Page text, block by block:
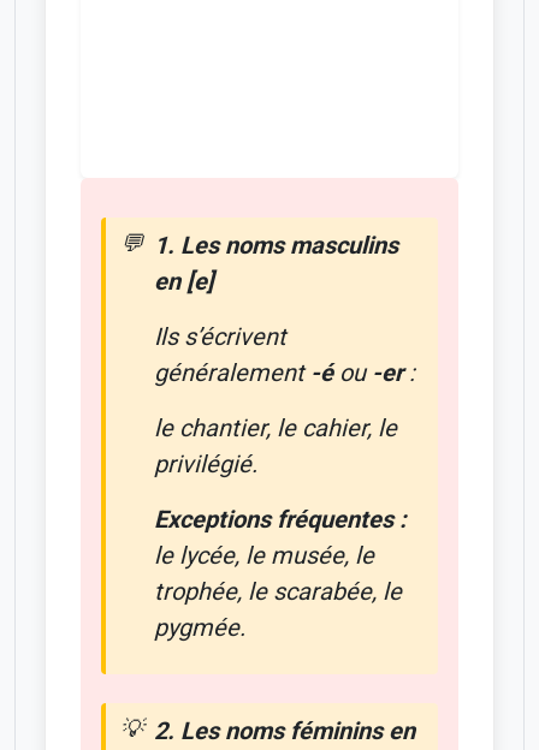
1. Les noms masculins
en [e]
Ils s’écrivent
généralement -éou -er:
le chantier, le cahier, le
privilégié.
Exceptions fréquentes :
le lycée, le musée, le
trophée, le scarabée, le
pygmée.
2. Les noms féminins en